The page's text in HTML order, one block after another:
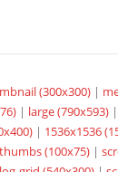
(300x300) |
| large (790x593)
| 1536x1536
(100x75) |